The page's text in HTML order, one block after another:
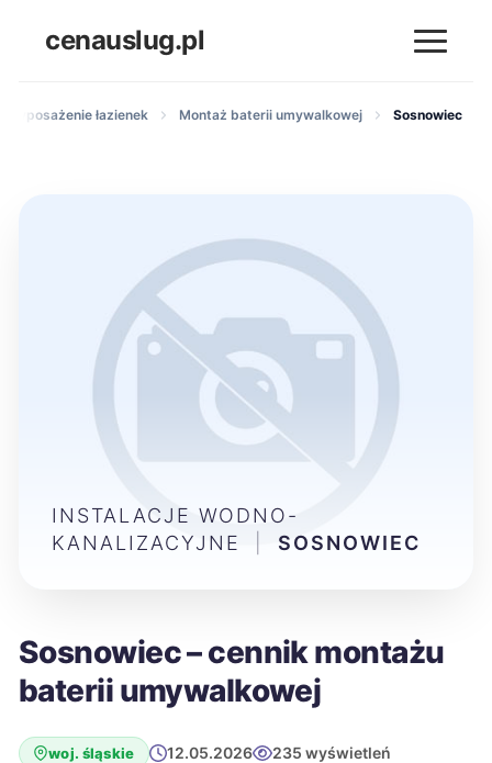
cenauslug.pl
wyposażenie łazienek Montaż baterii umywalkowej Sosnowiec
Sosnowiec – cennik montażu
baterii umywalkowej
woj. śląskie 12.05.2026 235 wyświetleń
INSTALACJE WODNO-
KANALIZACYJNE
SOSNOWIEC